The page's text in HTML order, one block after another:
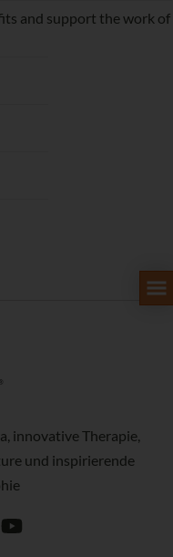
and support the work of
innovative Therapie,
und inspirierende